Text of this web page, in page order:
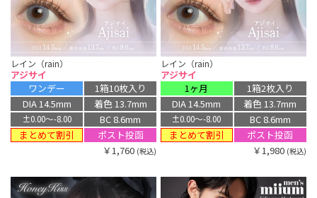
レイン（rain）
アジサイ
ワンデー
1箱10枚入り
DIA 14.5mm
着色 13.7mm
±0.00〜-8.00
BC 8.6mm
まとめて割引
ポスト投函
￥1,760 (税込)
レイン（rain）
アジサイ
1ヶ月
1箱2枚入り
DIA 14.5mm
着色 13.7mm
±0.00〜-8.00
BC 8.6mm
まとめて割引
ポスト投函
￥1,980 (税込)